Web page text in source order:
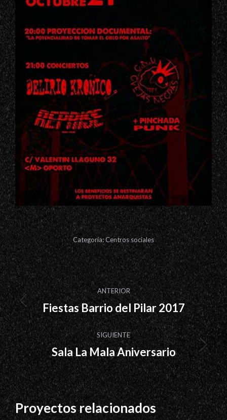
Categoría:Centros sociales
Navegación
entre
proyectos
ANTERIOR
Proyecto
anterior
Fiestas Barrio del Pilar 2017
SIGUIENTE
Proyecto
siguiente
Sala La Mala Aniversario
Proyectos relacionados